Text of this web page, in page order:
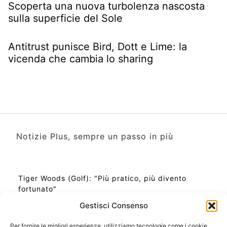
Gestisci Consenso
Scoperta una nuova turbolenza nascosta
sulla superficie del Sole
Antitrust punisce Bird, Dott e Lime: la
vicenda che cambia lo sharing
Notizie Plus, sempre un passo in più
Tiger Woods (Golf): "Più pratico, più divento
fortunato"